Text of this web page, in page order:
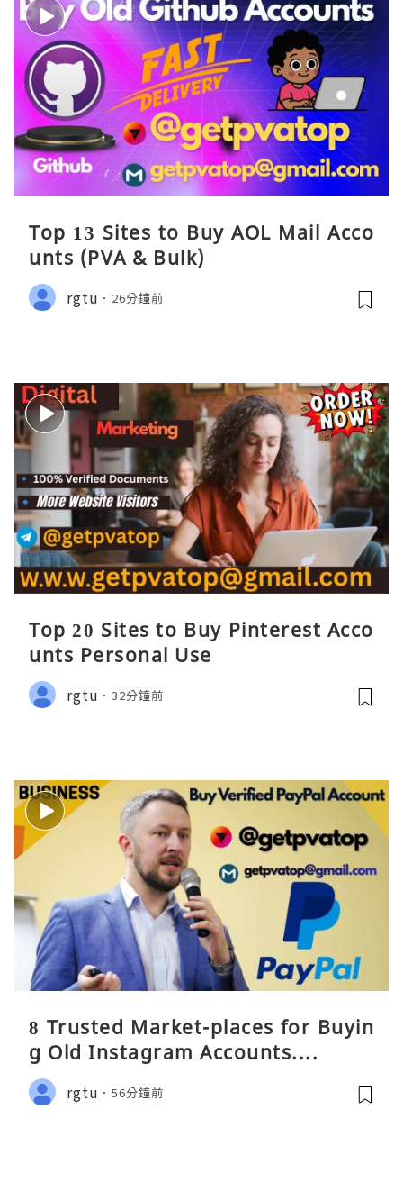
Top 13 Sites to Buy AOL Mail Acco
unts (PVA & Bulk)
rgtu 26分鐘前
Top 20 Sites to Buy Pinterest Acco
unts Personal Use
rgtu 32分鐘前
8 Trusted Market-places for Buyin
g Old Instagram Accounts....
rgtu 56分鐘前